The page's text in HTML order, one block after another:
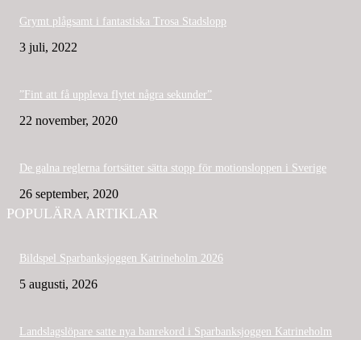
Grymt plågsamt i fantastiska Trosa Stadslopp
3 juli, 2022
”Fint att få uppleva flytet några sekunder”
22 november, 2020
De galna reglerna fortsätter sätta stopp för motionsloppen i Sverige
26 september, 2020
POPULÄRA ARTIKLAR
Bildspel Sparbanksjoggen Katrineholm 2026
5 augusti, 2026
Landslagslöpare satte nya banrekord i Sparbanksjoggen Katrineholm